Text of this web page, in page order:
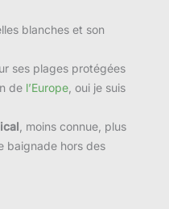
blanches et son
ses plages protégées
de l’Europe , oui je suis
, moins connue, plus
baignade hors des